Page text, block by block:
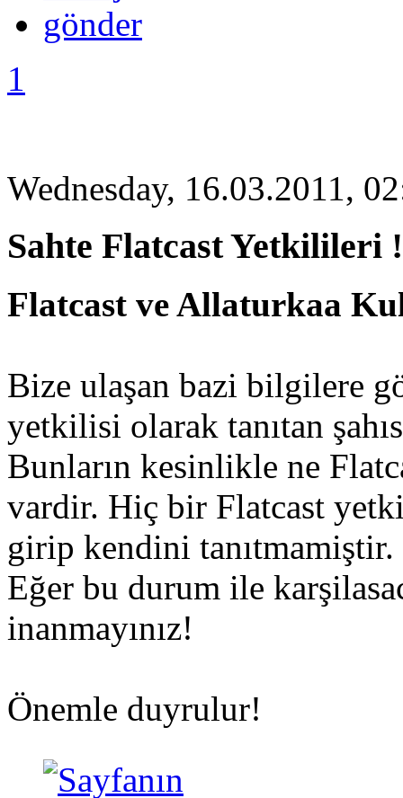
1
Wednesday, 16.03.2011,
Sahte Flatcast Yetkilileri !
Flatcast ve Allaturkaa
Bize ulaşan bazi bilgilere
yetkilisi olarak tanıtan
Bunların kesinlikle ne
vardir. Hiç bir Flatcast
girip kendini tanıtmamiştir.
Eğer bu durum ile
inanmayınız!
Önemle duyrulur!